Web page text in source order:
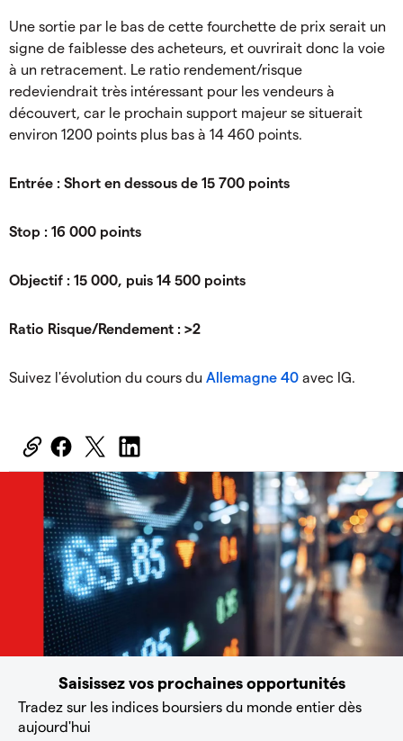
Une sortie par le bas de cette fourchette de prix serait un
signe de faiblesse des acheteurs, et ouvrirait donc la voie
à un retracement. Le ratio rendement/risque
redeviendrait très intéressant pour les vendeurs à
découvert, car le prochain support majeur se situerait
environ 1200 points plus bas à 14 460 points.
Entrée : Short en dessous de 15 700 points
Stop : 16 000 points
Objectif : 15 000, puis 14 500 points
Ratio Risque/Rendement : >2
Suivez l'évolution du cours du Allemagne 40 avec IG.
Saisissez vos prochaines opportunités
Tradez sur les indices boursiers du monde entier dès
aujourd'hui